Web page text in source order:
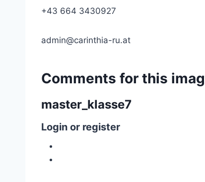
+43 664 3430927
admin@carinthia-ru.at
Comments for this
master_klasse7
Login or register